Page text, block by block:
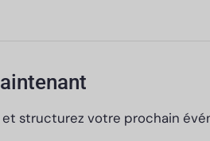
structurez votre prochain